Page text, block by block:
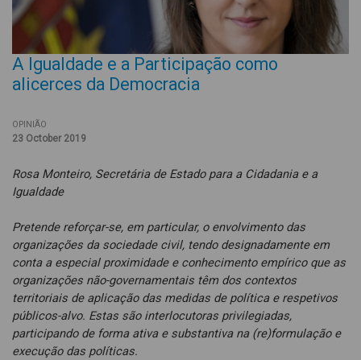
A Igualdade e a Participação como
alicerces da Democracia
OPINIÃO
23 October 2019
Rosa Monteiro, Secretária de Estado para a Cidadania e a
Igualdade
Pretende reforçar-se, em particular, o envolvimento das
organizações da sociedade civil, tendo designadamente em
conta a especial proximidade e conhecimento empírico que as
organizações não-governamentais têm dos contextos
territoriais de aplicação das medidas de política e respetivos
públicos-alvo. Estas são interlocutoras privilegiadas,
participando de forma ativa e substantiva na (re)formulação e
execução das políticas.